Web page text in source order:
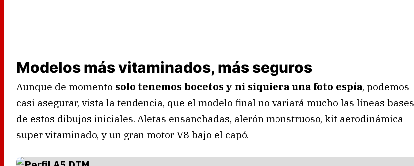
Modelos más vitaminados, más seguros
Aunque de momento solo tenemos bocetos y ni siquiera una foto espía, podemos
casi asegurar, vista la tendencia, que el modelo final no variará mucho las líneas bases
de estos dibujos iniciales. Aletas ensanchadas, alerón monstruoso, kit aerodinámica
super vitaminado, y un gran motor V8 bajo el capó.